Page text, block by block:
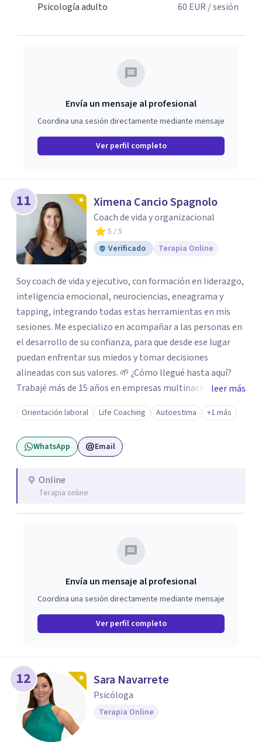
Psicología adulto
60 EUR / sesión
Envía un mensaje al profesional
Coordina una sesión directamente mediante mensaje
Ver perfil completo
11 Ximena Cancio Spagnolo
Coach de vida y organizacional
5 / 5
Verificado
Terapia Online
Soy coach de vida y ejecutivo, con formación en liderazgo,
inteligencia emocional, neurociencias, eneagrama y
tapping, integrando todas estas herramientas en mis
sesiones. Me especializo en acompañar a las personas en
el desarrollo de su confianza, para que desde ese lugar
puedan enfrentar sus miedos y tomar decisiones
alineadas con sus valores. 🌱 ¿Cómo llegué hasta aquí?
Trabajé más de 15 años en empresas multinacionales y
estudios contables como contadora pública
especializada en impuestos. Durante ese recorrido tuve la
oportunidad de liderar equipos, y fue allí donde descubrí
mi pasión por acompañar a las personas en su desarrollo
camino de autoconocimiento me llevó a cuestionar
creencias, miedos y mandatos que ya no estaban
alineados conmigo. Ese proceso me impulsó a tomar
con lo que realmente quiero construir. ✨
leer más
Orientación laboral Life Coaching Autoestima +1 más
WhatsApp Email
Online
Terapia online
Envía un mensaje al profesional
Coordina una sesión directamente mediante mensaje
Ver perfil completo
12 Sara Navarrete
Psicóloga
Terapia Online